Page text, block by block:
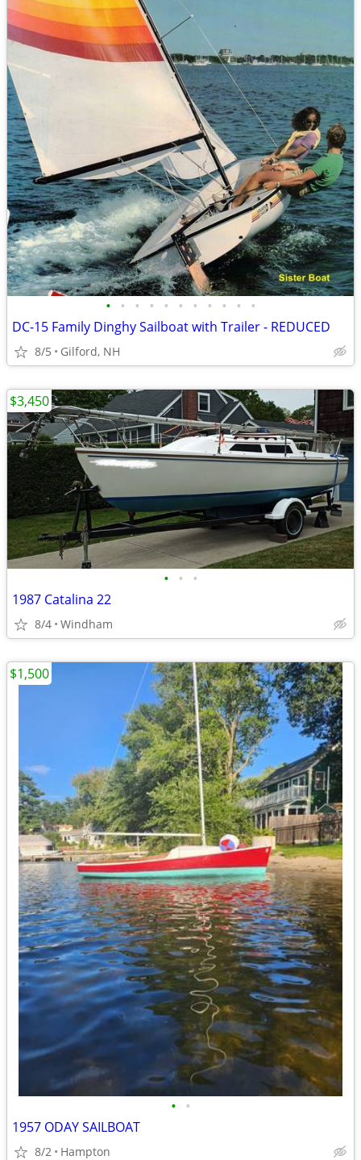
• • • • • • • • • • •
DC-15 Family Dinghy Sailboat with Trailer - REDUCED
8/5 Gilford, NH
• • •
1987 Catalina 22
8/4 Windham
$3,450
• •
1957 ODAY SAILBOAT
8/2 Hampton
$1,500